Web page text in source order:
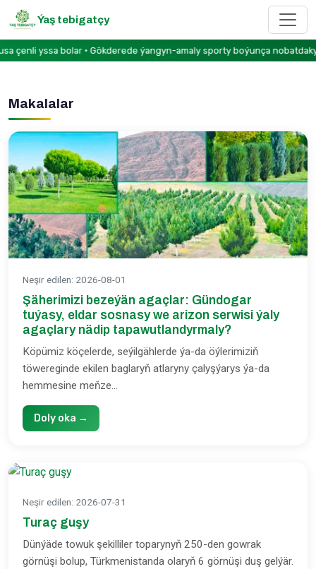
Ýaş tebigatçy
yssa bolar • Gökderede ýangyn-amaly sporty boýunça nobatdaky
Makalalar
Neşir edilen: 2026-08-01
Şäherimizi bezeýän agaçlar: Gündogar
tuýasy, eldar sosnasy we arizon serwisi ýaly
agaçlary nädip tapawutlandyrmaly?
Köpümiz köçelerde, seýilgählerde ýa-da öýlerimiziň
töwereginde ekilen baglaryň atlaryny çalyşýarys ýa-da
hemmesine meňze...
Doly oka →
Neşir edilen: 2026-07-31
Turaç guşy
Dünýäde towuk şekilliler toparynyň 250-den gowrak
görnüşi bolup, Türkmenistanda olaryň 6 görnüşi duş gelýär.